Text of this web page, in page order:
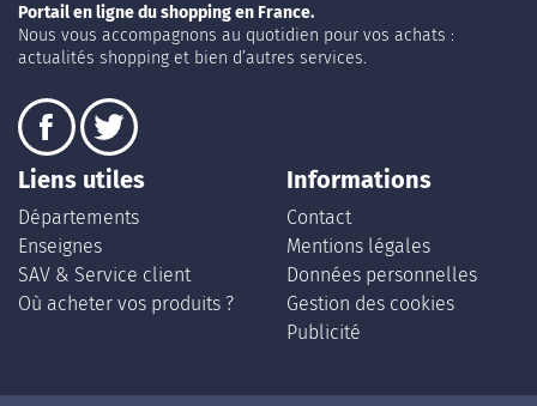
Portail en ligne du shopping en France.
Nous vous accompagnons au quotidien pour vos achats :
actualités shopping et bien d’autres services.
Liens utiles
Départements
Enseignes
SAV & Service client
Où acheter vos produits ?
Informations
Contact
Mentions légales
Données personnelles
Gestion des cookies
Publicité